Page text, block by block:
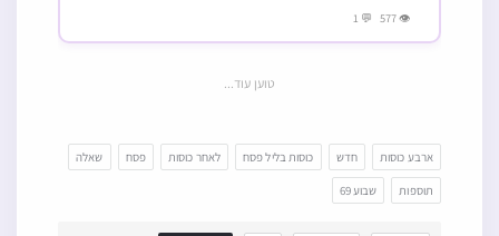
👁 577 💬 1
טוען עוד...
ארבע כוסות חדש כוסות בליל פסח לאחר כוסות פסח שאלה
שבוע 69 תוספות